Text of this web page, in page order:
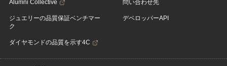
Alumni Collective
ジュエリーの品質保証ベンチマー
ク
ダイヤモンドの品質を示す4C
問い合わせ先
デベロッパーAPI